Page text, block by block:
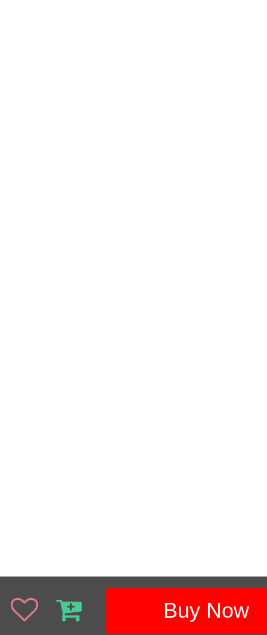
Buy Now